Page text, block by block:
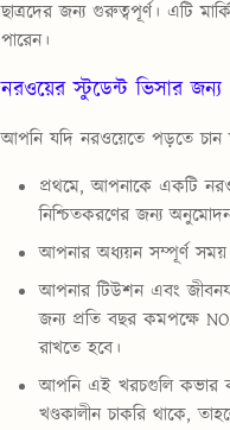
ছাত্রদের জন্য গুরুত্বপূর্ণ। এটি
পারেন।
নরওয়ের স্টুডেন্ট ভিসার
আপনি যদি নরওয়েতে পড়তে চান
প্রথমে, আপনাকে একটি
নিশ্চিতকরণের জন্য
আপনার অধ্যয়ন সম্পূর্ণ
আপনার টিউশন এবং
জন্য প্রতি বছর কমপক্ষে
রাখতে হবে।
আপনি এই খরচগুলি কভার
খণ্ডকালীন চাকরি থাকে,